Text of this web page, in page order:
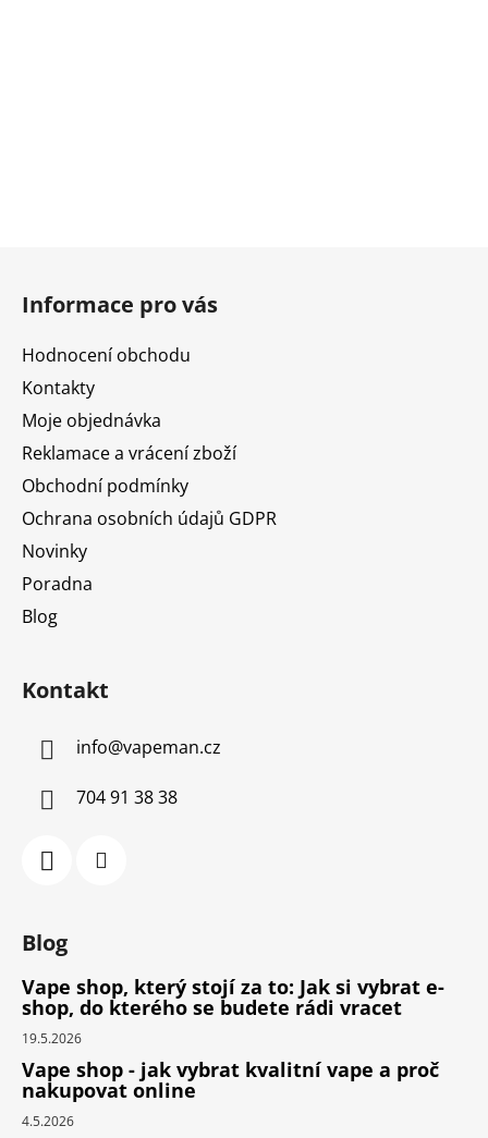
Informace pro vás
Hodnocení obchodu
Kontakty
Moje objednávka
Reklamace a vrácení zboží
Obchodní podmínky
Ochrana osobních údajů GDPR
Novinky
Poradna
Blog
Kontakt
info@vapeman.cz
704 91 38 38
Blog
Vape shop, který stojí za to: Jak si vybrat e-
shop, do kterého se budete rádi vracet
19.5.2026
Vape shop - jak vybrat kvalitní vape a proč
nakupovat online
4.5.2026